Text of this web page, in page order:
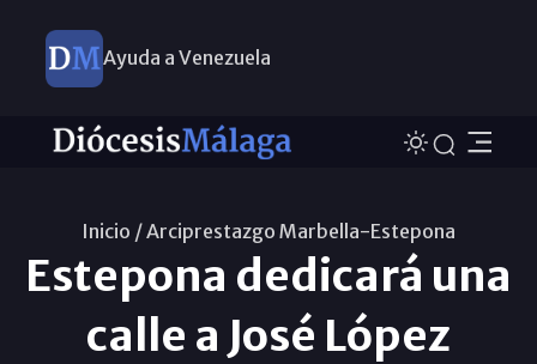
Ayuda a Venezuela
Inicio /Arciprestazgo Marbella-Estepona
Estepona dedicará una
calle a José López